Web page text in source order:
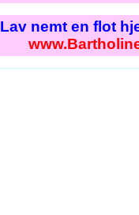
Lav nemt en flot